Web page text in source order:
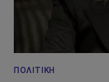
ΠΟΛΙΤΙΚΉ